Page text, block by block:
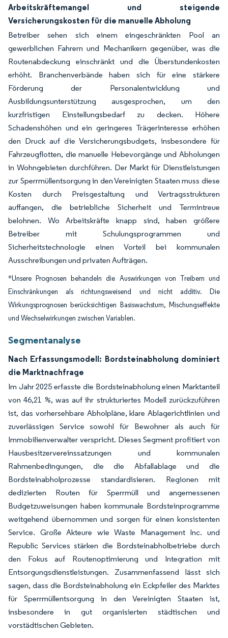
Arbeitskräftemangel und steigende
Versicherungskosten für die manuelle Abholung
Betreiber sehen sich einem eingeschränkten Pool an
gewerblichen Fahrern und Mechanikern gegenüber, was die
Routenabdeckung einschränkt und die Überstundenkosten
erhöht. Branchenverbände haben sich für eine stärkere
Förderung der Personalentwicklung und
Ausbildungsunterstützung ausgesprochen, um den
kurzfristigen Einstellungsbedarf zu decken. Höhere
Schadenshöhen und ein geringeres Trägerinteresse erhöhen
den Druck auf die Versicherungsbudgets, insbesondere für
Fahrzeugflotten, die manuelle Hebevorgänge und Abholungen
in Wohngebieten durchführen. Der Markt für Dienstleistungen
zur Sperrmüllentsorgung in den Vereinigten Staaten muss diese
Kosten durch Preisgestaltung und Vertragsstrukturen
auffangen, die betriebliche Sicherheit und Termintreue
belohnen. Wo Arbeitskräfte knapp sind, haben größere
Betreiber mit Schulungsprogrammen und
Sicherheitstechnologie einen Vorteil bei kommunalen
Ausschreibungen und privaten Aufträgen.
*Unsere Prognosen behandeln die Auswirkungen von Treibern und
Einschränkungen als richtungsweisend und nicht additiv. Die
Wirkungsprognosen berücksichtigen Basiswachstum, Mischungseffekte
und Wechselwirkungen zwischen Variablen.
Segmentanalyse
Nach Erfassungsmodell: Bordsteinabholung dominiert
die Marktnachfrage
Im Jahr 2025 erfasste die Bordsteinabholung einen Marktanteil
von 46,21 %, was auf ihr strukturiertes Modell zurückzuführen
ist, das vorhersehbare Abholpläne, klare Ablagerichtlinien und
zuverlässigen Service sowohl für Bewohner als auch für
Immobilienverwalter verspricht. Dieses Segment profitiert von
Hausbesitzervereinssatzungen und kommunalen
Rahmenbedingungen, die die Abfallablage und die
Bordsteinabholprozesse standardisieren. Regionen mit
dedizierten Routen für Sperrmüll und angemessenen
Budgetzuweisungen haben kommunale Bordsteinprogramme
weitgehend übernommen und sorgen für einen konsistenten
Service. Große Akteure wie Waste Management Inc. und
Republic Services stärken die Bordsteinabholbetriebe durch
den Fokus auf Routenoptimierung und Integration mit
Entsorgungsdienstleistungen. Zusammenfassend lässt sich
sagen, dass die Bordsteinabholung ein Eckpfeiler des Marktes
für Sperrmüllentsorgung in den Vereinigten Staaten ist,
insbesondere in gut organisierten städtischen und
vorstädtischen Gebieten.